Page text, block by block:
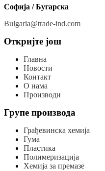
Софија / Бугарска
Bulgaria@trade-ind.com
Откријте још
Главна
Новости
Контакт
О нама
Производи
Групе производа
Грађевинска хемија
Гума
Пластика
Полимеризација
Хемија за премазе